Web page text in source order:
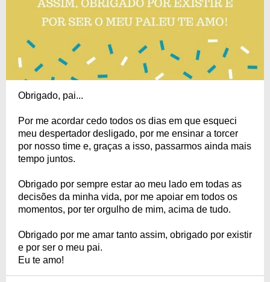
Obrigado, pai...
Por me acordar cedo todos os dias em que esqueci
meu despertador desligado, por me ensinar a torcer
por nosso time e, graças a isso, passarmos ainda mais
tempo juntos.
Obrigado por sempre estar ao meu lado em todas as
decisões da minha vida, por me apoiar em todos os
momentos, por ter orgulho de mim, acima de tudo.
Obrigado por me amar tanto assim, obrigado por existir
e por ser o meu pai.
Eu te amo!